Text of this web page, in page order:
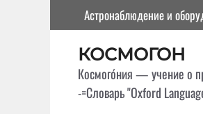
содержимому
Астронаблюдение и
КОСМОГОН
Космого́ния — учение о
-=Словарь "Oxford